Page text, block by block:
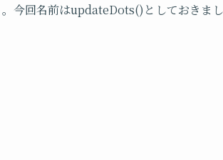
今回名前はupdateDots()としておきま